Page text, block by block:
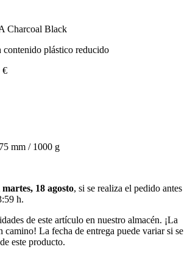
Charcoal Black
contenido plástico reducido
€
mm / 1000 g
18 agosto, si se realiza el pedido antes
h.
de este artículo en nuestro almacén. ¡La
camino! La fecha de entrega puede variar si se
este producto.